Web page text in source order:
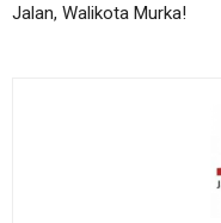
Jalan, Walikota Murka!